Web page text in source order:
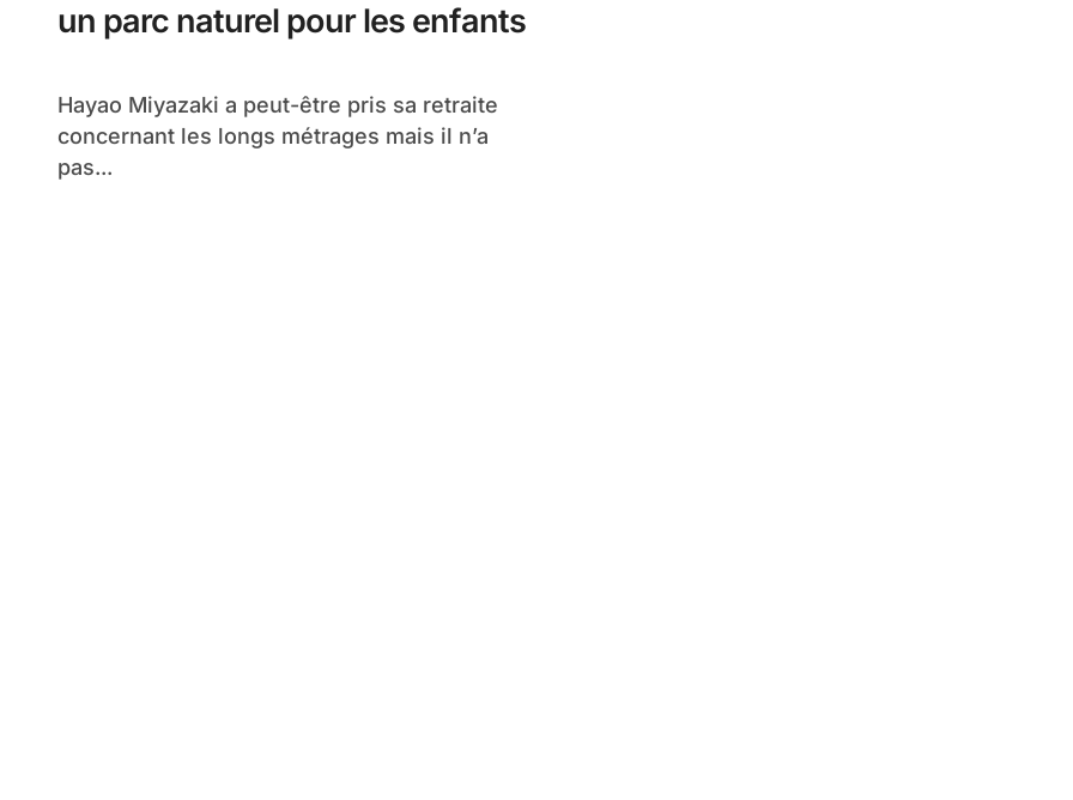
un parc naturel pour les enfants
Hayao Miyazaki a peut-être pris sa retraite
concernant les longs métrages mais il n’a
pas...